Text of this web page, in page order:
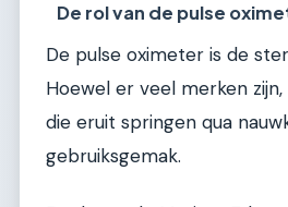
De rol van de pulse
De pulse oximeter is de
Hoewel er veel merken
die eruit springen qua
gebruiksgemak.